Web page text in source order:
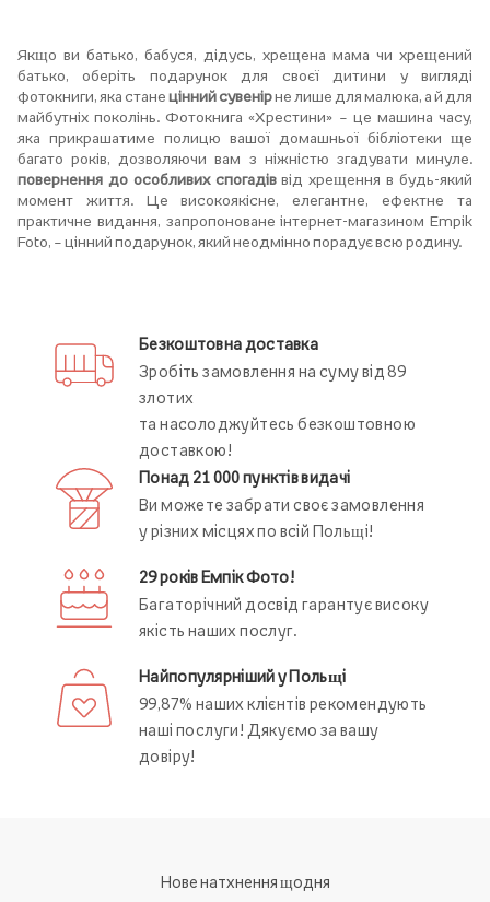
Якщо ви батько, бабуся, дідусь, хрещена мама чи хрещений
батько, оберіть подарунок для своєї дитини у вигляді
фотокниги, яка стане цінний сувенірне лише для малюка, а й для
майбутніх поколінь. Фотокнига «Хрестини» – це машина часу,
яка прикрашатиме полицю вашої домашньої бібліотеки ще
багато років, дозволяючи вам з ніжністю згадувати минуле.
повернення до особливих спогадіввід хрещення в будь-який
момент життя. Це високоякісне, елегантне, ефектне та
практичне видання, запропоноване інтернет-магазином Empik
Foto, – цінний подарунок, який неодмінно порадує всю родину.
Безкоштовна доставка
Зробіть замовлення на суму від 89
злотих
та насолоджуйтесь безкоштовною
доставкою!
Понад 21 000 пунктів видачі
Ви можете забрати своє замовлення
у різних місцях по всій Польщі!
29 років Емпік Фото!
Багаторічний досвід гарантує високу
якість наших послуг.
Найпопулярніший у Польщі
99,87% наших клієнтів рекомендують
наші послуги! Дякуємо за вашу
довіру!
Нове натхнення щодня